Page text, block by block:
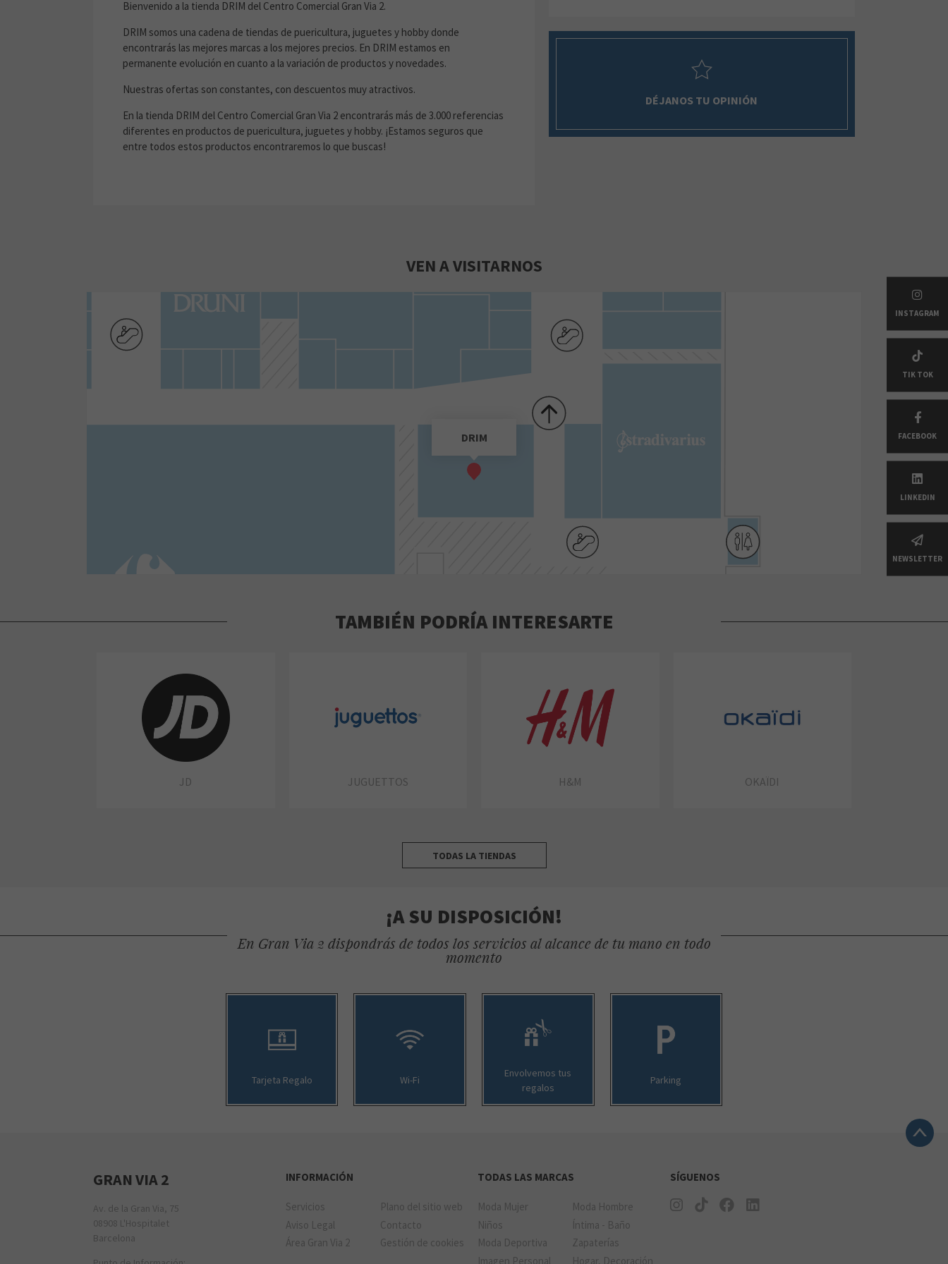
DÉJANOS TU OPINIÓN
Bienvenido a la tienda DRIM del Centro Comercial Gran Via 2.
DRIM somos una cadena de tiendas de puericultura, juguetes y hobby donde
encontrarás las mejores marcas a los mejores precios. En DRIM estamos en
permanente evolución en cuanto a la variación de productos y novedades.
Nuestras ofertas son constantes, con descuentos muy atractivos.
En la tienda DRIM del Centro Comercial Gran Via 2 encontrarás más de 3.000 referencias
diferentes en productos de puericultura, juguetes y hobby. ¡Estamos seguros que
entre todos estos productos encontraremos lo que buscas!
VEN A VISITARNOS
DRIM
TAMBIÉN PODRÍA INTERESARTE
JD JUGUETTOS H&M OKAÏDI
TODAS LA TIENDAS
¡A SU DISPOSICIÓN!
En Gran Via 2 dispondrás de todos los servicios al alcance de tu mano en todo
momento
Tarjeta Regalo Wi-Fi
Envolvemos tus
regalos
Parking
INSTAGRAM
TIK TOK
FACEBOOK
LINKEDIN
NEWSLETTER
GRAN VIA 2
Av. de la Gran Via, 75
08908 L'Hospitalet
Barcelona
INFORMACIÓN
Servicios
Plano del sitio web
Aviso Legal
Contacto
Área Gran Via 2
Gestión de cookies
TODAS LAS MARCAS
Moda Mujer
Moda Hombre
Niños
Íntima - Baño
Moda Deportiva
Zapaterías
Imagen Personal
Hogar, Decoración
SÍGUENOS